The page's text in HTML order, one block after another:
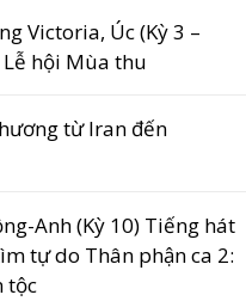
Victoria, Úc (Kỳ 3 –
hội Mùa thu
từ Iran đến
Anh (Kỳ 10) Tiếng hát
tự do Thân phận ca 2:
tộc